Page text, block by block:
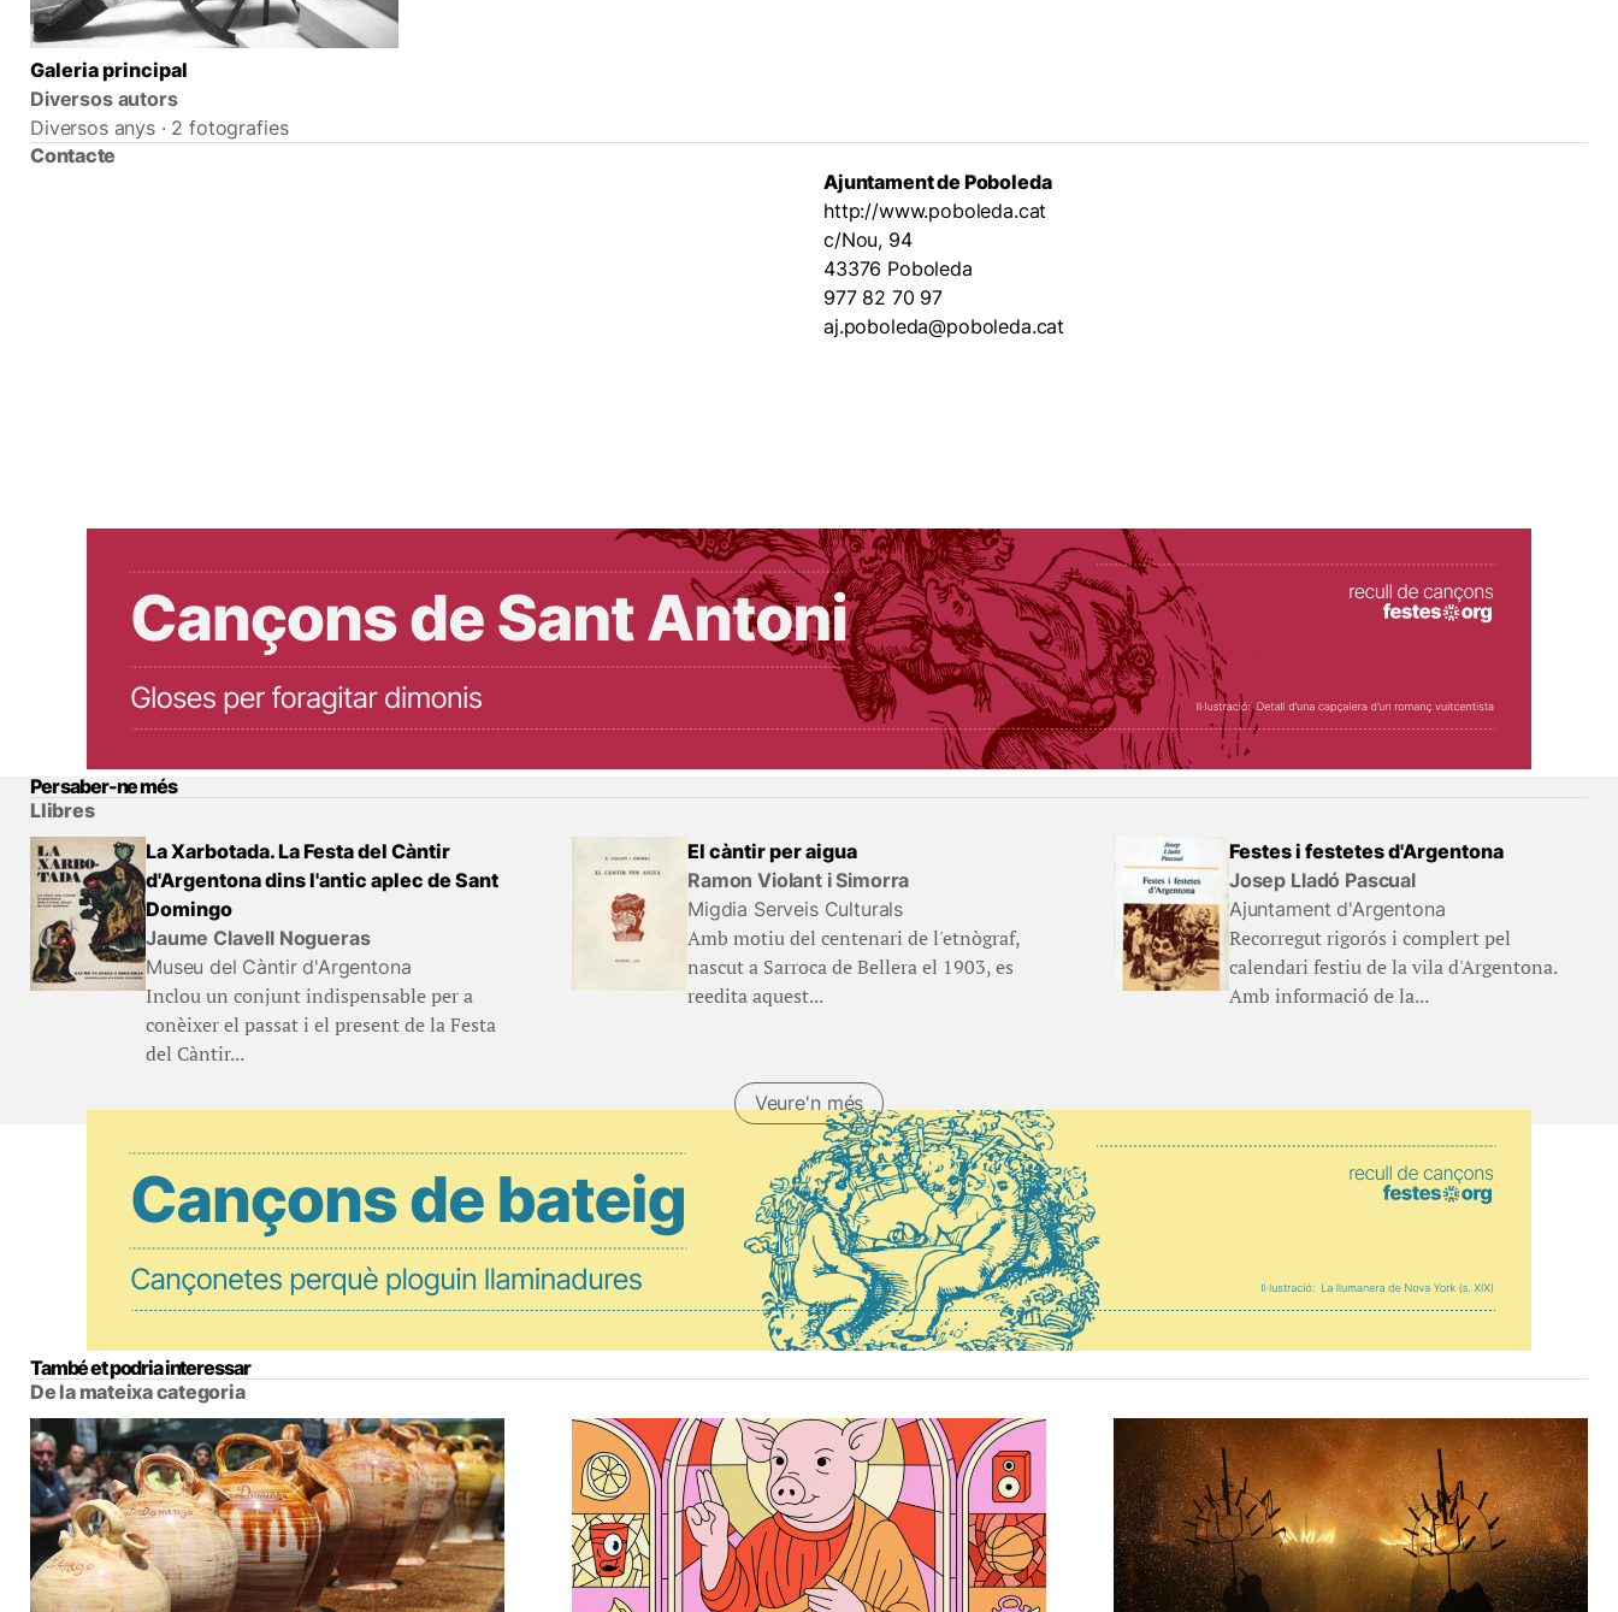
Galeria principal
Diversos autors
Diversos anys · 2 fotografies
Contacte
Ajuntament de Poboleda
http://www.poboleda.cat
c/Nou, 94
43376 Poboleda
977 82 70 97
aj.poboleda@poboleda.cat
Per saber-ne més
Llibres
La Xarbotada. La Festa del Càntir
d'Argentona dins l'antic aplec de Sant
Domingo
Jaume Clavell Nogueras
Museu del Càntir d'Argentona
Inclou un conjunt indispensable per a
conèixer el passat i el present de la Festa
del Càntir...
El càntir per aigua
Ramon Violant i Simorra
Migdia Serveis Culturals
Amb motiu del centenari de l'etnògraf,
nascut a Sarroca de Bellera el 1903, es
reedita aquest...
Festes i festetes d'Argentona
Josep Lladó Pascual
Ajuntament d'Argentona
Recorregut rigorós i complert pel
calendari festiu de la vila d'Argentona.
Amb informació de la...
Veure'n més
(Llibres)
També et podria interessar
De la mateixa categoria